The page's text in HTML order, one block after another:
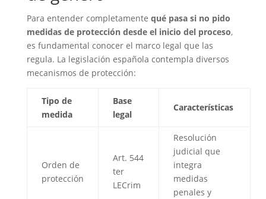
Para entender completamente qué pasa si no pido
medidas de protección desde el inicio del proceso,
es fundamental conocer el marco legal que las
regula. La legislación española contempla diversos
mecanismos de protección:
Tipo de
medida
Base
legal
Características
Orden de
protección
Art. 544
ter
LECrim
Resolución
judicial que
integra
medidas
penales y